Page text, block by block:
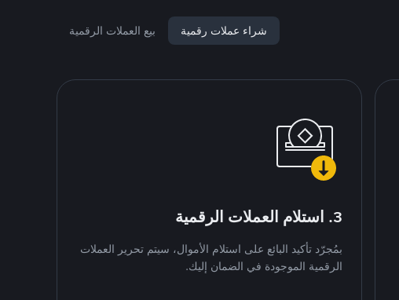
شراء عملات رقمية بيع العملات الرقمية
3. استلام العملات الرقمية
بمُجرّد تأكيد البائع على استلام الأموال، سيتم تحرير العملات
الرقمية الموجودة في الضمان إليك.